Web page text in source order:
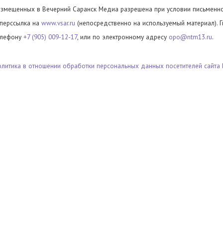
в Вечерний Саранск Медиа разрешена при условии
на www.vsar.ru (непосредственно на используемый материал).
+7 (905) 009-12-17, или по электронному адресу opo@ntm13.ru.
в отношении обработки персональных данных посетителей